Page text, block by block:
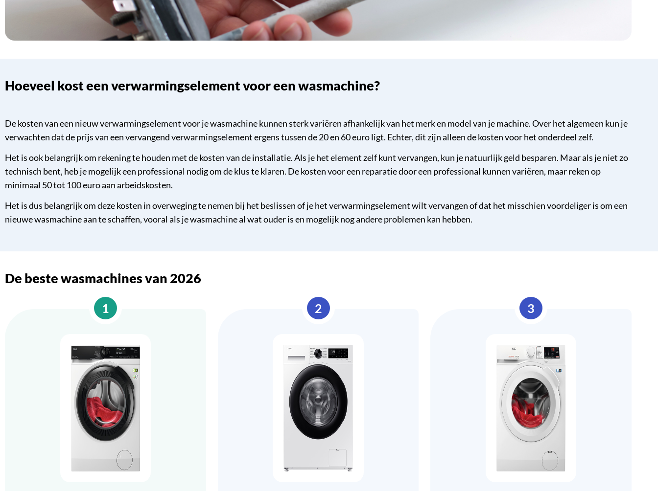
Hoeveel kost een verwarmingselement voor een wasmachine?
De kosten van een nieuw verwarmingselement voor je wasmachine kunnen sterk variëren afhankelijk van het merk en model van je machine. Over het algemeen kun je
verwachten dat de prijs van een vervangend verwarmingselement ergens tussen de 20 en 60 euro ligt. Echter, dit zijn alleen de kosten voor het onderdeel zelf.
Het is ook belangrijk om rekening te houden met de kosten van de installatie. Als je het element zelf kunt vervangen, kun je natuurlijk geld besparen. Maar als je niet zo
technisch bent, heb je mogelijk een professional nodig om de klus te klaren. De kosten voor een reparatie door een professional kunnen variëren, maar reken op
minimaal 50 tot 100 euro aan arbeidskosten.
Het is dus belangrijk om deze kosten in overweging te nemen bij het beslissen of je het verwarmingselement wilt vervangen of dat het misschien voordeliger is om een
nieuwe wasmachine aan te schaffen, vooral als je wasmachine al wat ouder is en mogelijk nog andere problemen kan hebben.
De beste wasmachines van 2026
1 2 3